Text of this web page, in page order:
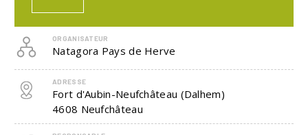
ORGANISATEUR
Natagora Pays de Herve
ADRESSE
Fort d'Aubin-Neufchâteau (Dalhem)
4608 Neufchâteau